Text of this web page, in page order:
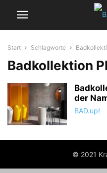
Start Schlagworte
Badkollektion
der
BAD.up!
© 2021